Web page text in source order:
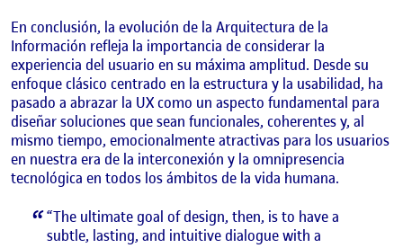
En conclusión, la evolución de la Arquitectura de la
Información refleja la importancia de considerar la
experiencia del usuario en su máxima amplitud. Desde su
enfoque clásico centrado en la estructura y la usabilidad, ha
pasado a abrazar la UX como un aspecto fundamental para
diseñar soluciones que sean funcionales, coherentes y, al
mismo tiempo, emocionalmente atractivas para los usuarios
en nuestra era de la interconexión y la omnipresencia
tecnológica en todos los ámbitos de la vida humana.
“The ultimate goal of design, then, is to have a
subtle, lasting, and intuitive dialogue with a